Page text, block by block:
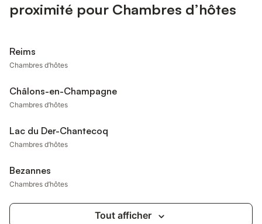
proximité pour Chambres d’hôtes
Reims
Chambres d’hôtes
Châlons-en-Champagne
Chambres d’hôtes
Lac du Der-Chantecoq
Chambres d’hôtes
Bezannes
Chambres d’hôtes
Tout afficher